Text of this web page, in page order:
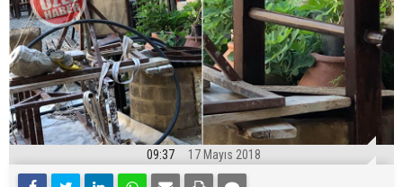
09:37 17 Mayıs 2018